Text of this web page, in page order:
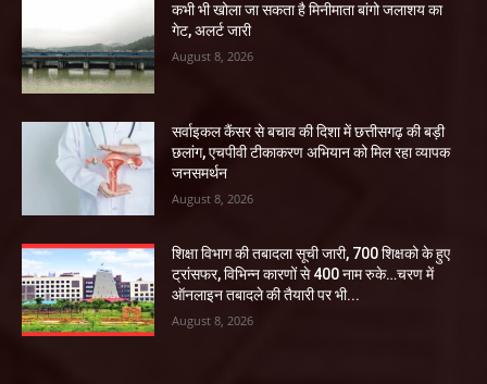
कभी भी खोला जा सकता है मिनीमाता बांगो जलाशय का
गेट, अलर्ट जारी
August 8, 2026
सर्वाइकल कैंसर से बचाव की दिशा में छत्तीसगढ़ की बड़ी
छलांग, एचपीवी टीकाकरण अभियान को मिल रहा व्यापक
जनसमर्थन
August 8, 2026
शिक्षा विभाग की तबादला सूची जारी, 700 शिक्षको के हुए
ट्रांसफर, विभिन्न कारणों से 400 नाम रुके…चरण में
ऑनलाइन तबादले की तैयारी पर भी...
August 8, 2026